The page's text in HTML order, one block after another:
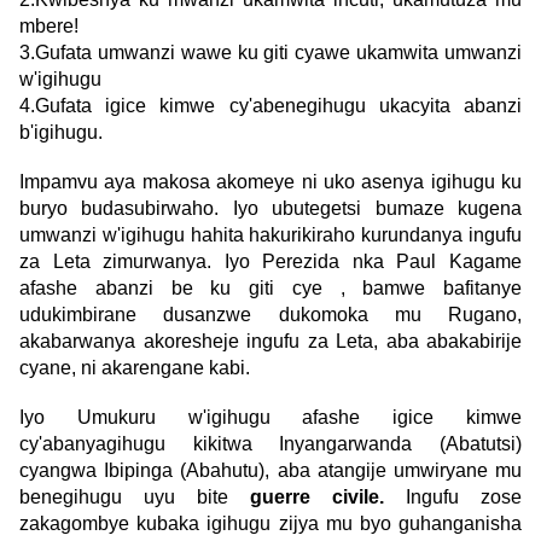
mbere!
3.Gufata umwanzi wawe ku giti cyawe ukamwita umwanzi
w'igihugu
4.Gufata igice kimwe cy'abenegihugu ukacyita abanzi
b'igihugu.
Impamvu aya makosa akomeye ni uko asenya igihugu ku
buryo budasubirwaho. Iyo ubutegetsi bumaze kugena
umwanzi w'igihugu hahita hakurikiraho kurundanya ingufu
za Leta zimurwanya. Iyo Perezida nka Paul Kagame
afashe abanzi be ku giti cye , bamwe bafitanye
udukimbirane dusanzwe dukomoka mu Rugano,
akabarwanya akoresheje ingufu za Leta, aba abakabirije
cyane, ni akarengane kabi.
Iyo Umukuru w'igihugu afashe igice kimwe
cy'abanyagihugu kikitwa Inyangarwanda (Abatutsi)
cyangwa Ibipinga (Abahutu), aba atangije umwiryane mu
benegihugu uyu bite guerre civile. Ingufu zose
zakagombye kubaka igihugu zijya mu byo guhanganisha